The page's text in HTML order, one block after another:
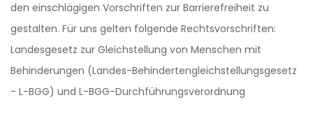
den einschlägigen Vorschriften zur Barrierefreiheit zu
gestalten. Für uns gelten folgende Rechtsvorschriften:
Landesgesetz zur Gleichstellung von Menschen mit
Behinderungen (Landes-Behindertengleichstellungsgesetz
- L-BGG) und L-BGG-Durchführungsverordnung